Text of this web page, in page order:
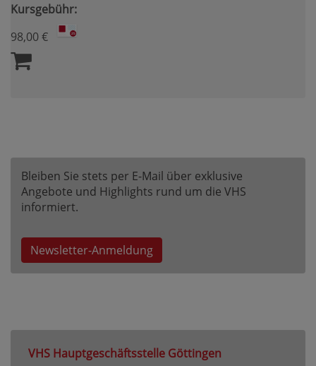
Kursgebühr:
98,00 €
Bleiben Sie stets per E-Mail über exklusive
Angebote und Highlights rund um die VHS
informiert.
Newsletter-Anmeldung
VHS Hauptgeschäftsstelle Göttingen